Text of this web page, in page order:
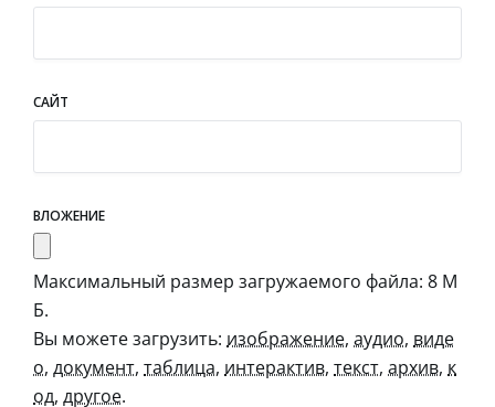
САЙТ
ВЛОЖЕНИЕ
Максимальный размер загружаемого файла: 8 М
Б.
Вы можете загрузить: изображение, аудио, виде
о, документ, таблица, интерактив, текст, архив, к
од, другое.